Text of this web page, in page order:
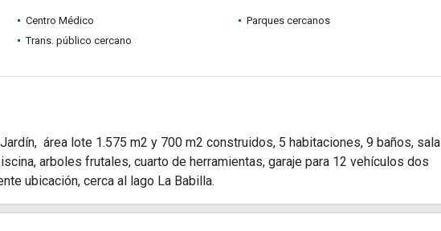
Centro Médico
Parques cercanos
Trans. público cercano
área lote 1.575 m2 y 700 m2 construidos, 5 habitaciones, 9 baños, sala
arboles frutales, cuarto de herramientas, garaje para 12 vehículos dos
ubicación, cerca al lago La Babilla.